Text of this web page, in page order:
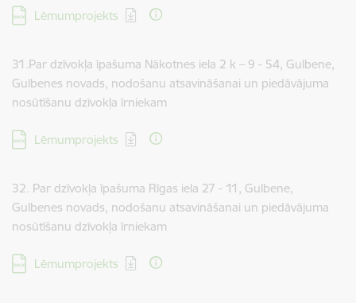
Lejupielādēt:
Lēmumprojekts
31.Par dzīvokļa īpašuma Nākotnes iela 2 k – 9 - 54, Gulbene,
Gulbenes novads, nodošanu atsavināšanai un piedāvājuma
nosūtīšanu dzīvokļa īrniekam
Lejupielādēt:
Lēmumprojekts
32. Par dzīvokļa īpašuma Rīgas iela 27 - 11, Gulbene,
Gulbenes novads, nodošanu atsavināšanai un piedāvājuma
nosūtīšanu dzīvokļa īrniekam
Lejupielādēt:
Lēmumprojekts